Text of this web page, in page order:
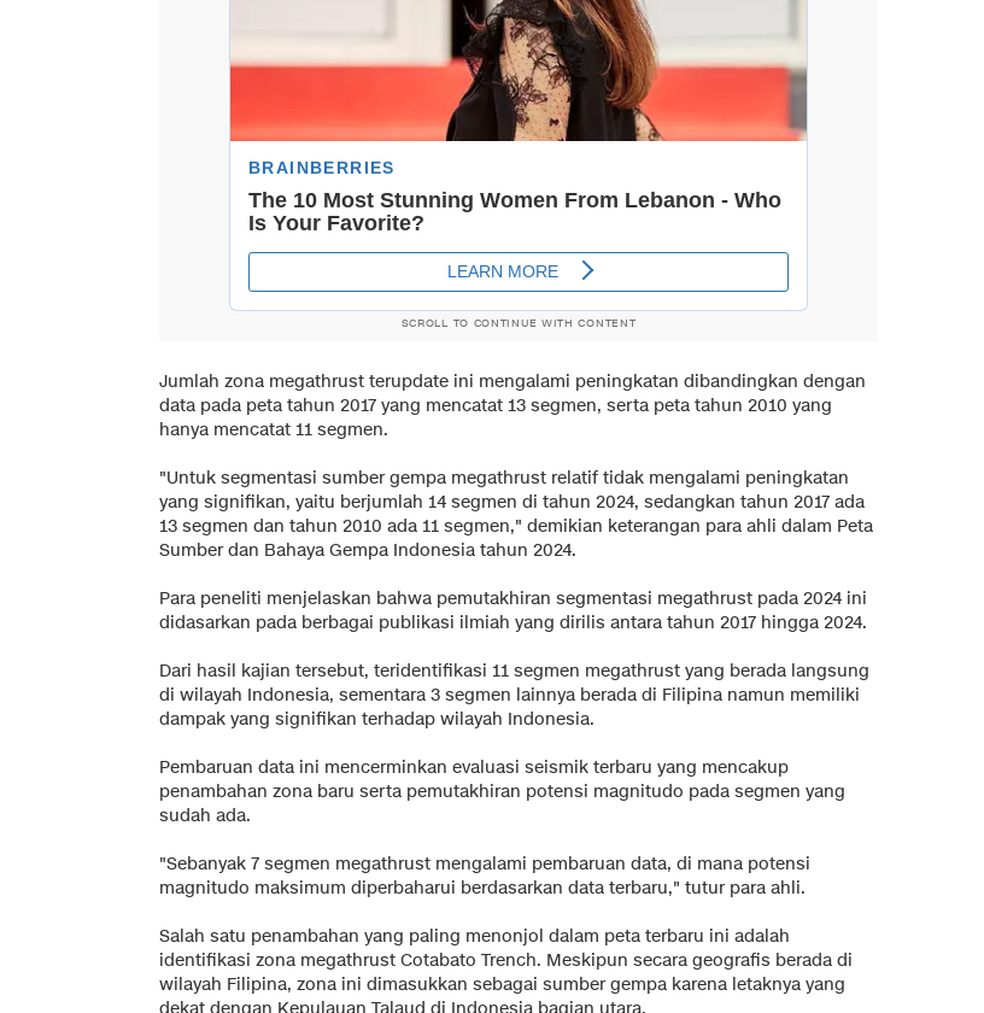
SCROLL TO CONTINUE WITH CONTENT
Jumlah zona megathrust terupdate ini mengalami peningkatan dibandingkan dengan
data pada peta tahun 2017 yang mencatat 13 segmen, serta peta tahun 2010 yang
hanya mencatat 11 segmen.
"Untuk segmentasi sumber gempa megathrust relatif tidak mengalami peningkatan
yang signifikan, yaitu berjumlah 14 segmen di tahun 2024, sedangkan tahun 2017 ada
13 segmen dan tahun 2010 ada 11 segmen," demikian keterangan para ahli dalam Peta
Sumber dan Bahaya Gempa Indonesia tahun 2024.
Para peneliti menjelaskan bahwa pemutakhiran segmentasi megathrust pada 2024 ini
didasarkan pada berbagai publikasi ilmiah yang dirilis antara tahun 2017 hingga 2024.
Dari hasil kajian tersebut, teridentifikasi 11 segmen megathrust yang berada langsung
di wilayah Indonesia, sementara 3 segmen lainnya berada di Filipina namun memiliki
dampak yang signifikan terhadap wilayah Indonesia.
Pembaruan data ini mencerminkan evaluasi seismik terbaru yang mencakup
penambahan zona baru serta pemutakhiran potensi magnitudo pada segmen yang
sudah ada.
"Sebanyak 7 segmen megathrust mengalami pembaruan data, di mana potensi
magnitudo maksimum diperbaharui berdasarkan data terbaru," tutur para ahli.
Salah satu penambahan yang paling menonjol dalam peta terbaru ini adalah
identifikasi zona megathrust Cotabato Trench. Meskipun secara geografis berada di
wilayah Filipina, zona ini dimasukkan sebagai sumber gempa karena letaknya yang
dekat dengan Kepulauan Talaud di Indonesia bagian utara.